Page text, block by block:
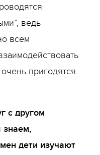
ведь
всем
пригодятся
с другом
знаем,
дети изучают